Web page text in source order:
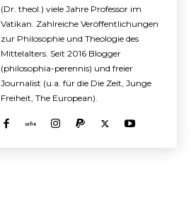
(Dr. theol.) viele Jahre Professor im
Vatikan. Zahlreiche Veröffentlichungen
zur Philosophie und Theologie des
Mittelalters. Seit 2016 Blogger
(philosophia-perennis) und freier
Journalist (u.a. für die Die Zeit, Junge
Freiheit, The European).